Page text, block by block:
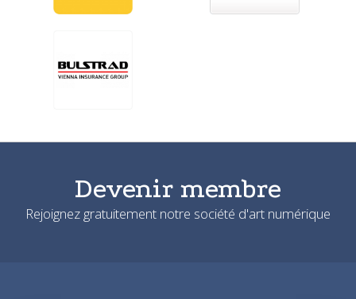
Devenir membre
Rejoignez gratuitement notre société d'art numérique